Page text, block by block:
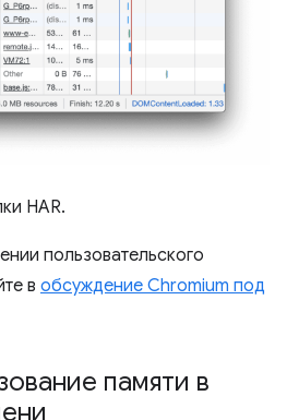
HAR.
пользовательского
в обсуждение Chromium под
памяти в